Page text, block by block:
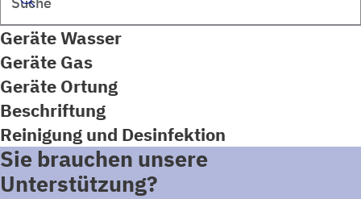
Geräte Wasser
Geräte Gas
Geräte Ortung
Beschriftung
Reinigung und Desinfektion
Sie brauchen unsere
Unterstützung?